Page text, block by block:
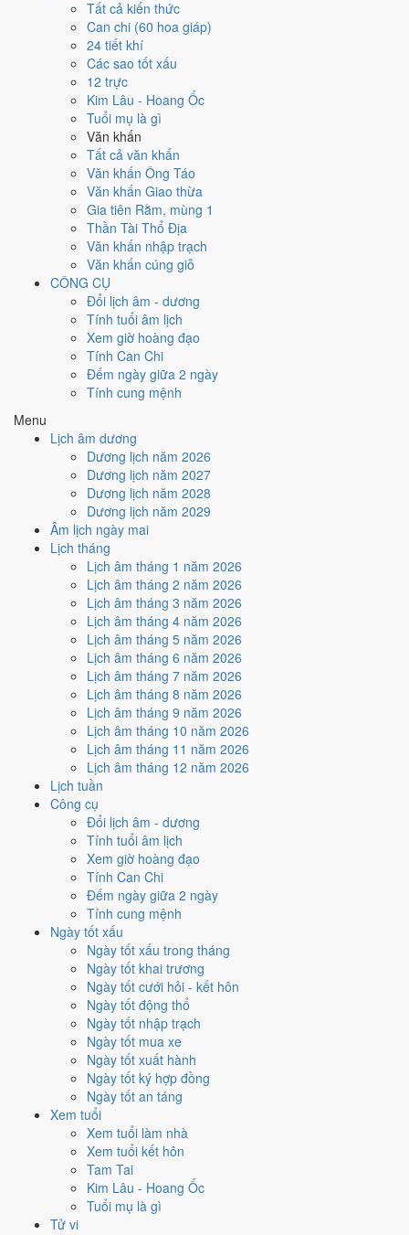
Tất cả kiến thức
Can chi (60 hoa giáp)
24 tiết khí
Các sao tốt xấu
12 trực
Kim Lâu - Hoang Ốc
Tuổi mụ là gì
Văn khấn
Tất cả văn khấn
Văn khấn Ông Táo
Văn khấn Giao thừa
Gia tiên Rằm, mùng 1
Thần Tài Thổ Địa
Văn khấn nhập trạch
Văn khấn cúng giỗ
CÔNG CỤ
Đổi lịch âm - dương
Tính tuổi âm lịch
Xem giờ hoàng đạo
Tính Can Chi
Đếm ngày giữa 2 ngày
Tính cung mệnh
Menu
Lịch âm dương
Dương lịch năm 2026
Dương lịch năm 2027
Dương lịch năm 2028
Dương lịch năm 2029
Âm lịch ngày mai
Lịch tháng
Lịch âm tháng 1 năm 2026
Lịch âm tháng 2 năm 2026
Lịch âm tháng 3 năm 2026
Lịch âm tháng 4 năm 2026
Lịch âm tháng 5 năm 2026
Lịch âm tháng 6 năm 2026
Lịch âm tháng 7 năm 2026
Lịch âm tháng 8 năm 2026
Lịch âm tháng 9 năm 2026
Lịch âm tháng 10 năm 2026
Lịch âm tháng 11 năm 2026
Lịch âm tháng 12 năm 2026
Lịch tuần
Công cụ
Đổi lịch âm - dương
Tính tuổi âm lịch
Xem giờ hoàng đạo
Tính Can Chi
Đếm ngày giữa 2 ngày
Tính cung mệnh
Ngày tốt xấu
Ngày tốt xấu trong tháng
Ngày tốt khai trương
Ngày tốt cưới hỏi - kết hôn
Ngày tốt động thổ
Ngày tốt nhập trạch
Ngày tốt mua xe
Ngày tốt xuất hành
Ngày tốt ký hợp đồng
Ngày tốt an táng
Xem tuổi
Xem tuổi làm nhà
Xem tuổi kết hôn
Tam Tai
Kim Lâu - Hoang Ốc
Tuổi mụ là gì
Tử vi
Giờ Hoàng Đạo hôm nay là những giờ
Tý (23h-01h)
Dần (03h-05h)
Mão (05h-07h)
Ngọ (11h-13h)
Mùi (13h-15h)
Dậu (17h-19h)
Tiết khí 13/24
Đang trong TiếtLập Thu
đầu mùa Thu
Bắt đầu mùa Thu - khí Âm sinh, nhiệt giảm dần.
Thu hoạch lúa Mùa sớm.
Đại diện
Lá vàng đầu mùa
Tiết kế tiếp: Xử Thử(23/8 - 7/9/2026)
Xem nhanh - Hôm nay 9/8/2026
có nên làm gì?
Trong 8 việc phổ biến hôm nay có 8 việc Tốt, 0 việc Trung bình, 0 việc
nên tránh; nguyên nhân chính là ngày Ất Mão thuộc Trực Thành, Sao
ĐẠI CÁT 🏪Khai trương ĐẠI CÁT
Động thổ ĐẠI CÁT 🏡Nhập trạch ĐẠI CÁT
Xuất hành ĐẠI CÁT 🤝Ký hợp đồng ĐẠI CÁT
ĐẠI CÁT ⚱️An táng TỐT
Hôm nayRất tốt để Cưới hỏi - đính hôn
Sao Mão (Kê (Gà)) · Bảo Quang (Thiên Đức)
Ngày Ất Mão cóSao Mão: Cúng tế.
Giờ Hoàng Đạo
Tý (23h-01h) · Dần (03h-05h) · Mão (05h-07h) · Ngọ (11h-13h) · Mùi
(13h-15h) · Dậu (17h-19h)
Tuổi nên tránh
Kết luận trên tính theo bộ Trực - Sao hợp kỵ riêng của việc cưới; đối
tiêu chí ngày cưới hỏi tốt
Hôm nayRất tốtđể Khai trương - mở cửa
Trực Thành · Ngày Đại Cát · Lưu Niên
Trực Thành: Ngày thành tựu - đại cát, tốt cho mọi việc. Khổng Minh:
Việc đến chậm trễ, đắn đo. Khó thành tựu.
Ngày tốt thay thế:
Thứ Ba 11/8/2026 (Đinh Tỵ) - Trực Khai - Đại Cát
Chủ Nhật 16/8/2026(Nhâm Tuất) - Trực Mãn - Cát